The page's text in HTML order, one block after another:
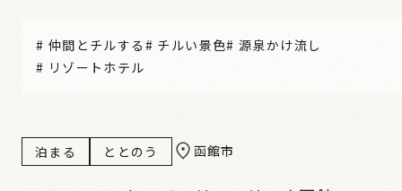
# 仲間とチルする # チルい景色#源泉かけ流し
# リゾートホテル
泊まる ととのう 函館市